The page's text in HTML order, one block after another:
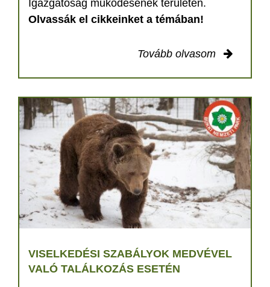
Igazgatóság működésének területén.
Olvassák el cikkeinket a témában!
Tovább olvasom
VISELKEDÉSI SZABÁLYOK MEDVÉVEL
VALÓ TALÁLKOZÁS ESETÉN